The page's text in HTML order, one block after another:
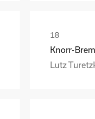
Knorr-
Lutz